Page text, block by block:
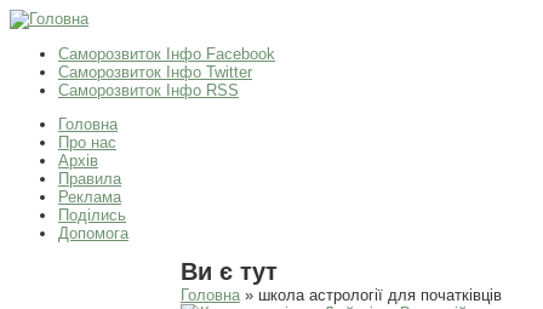
Саморозвиток Інфо Facebook
Саморозвиток Інфо Twitter
Саморозвиток Інфо RSS
Головна
Про нас
Архів
Правила
Реклама
Поділись
Допомога
Ви є тут
Головна» школа астрології для початківців